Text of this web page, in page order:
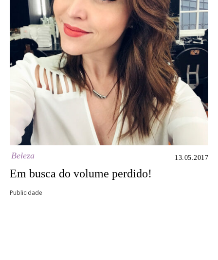
Beleza 13.05.2017
Em busca do volume perdido!
Publicidade